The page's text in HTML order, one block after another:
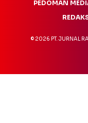
PEDOMAN
© 2026 PT. JURNAL